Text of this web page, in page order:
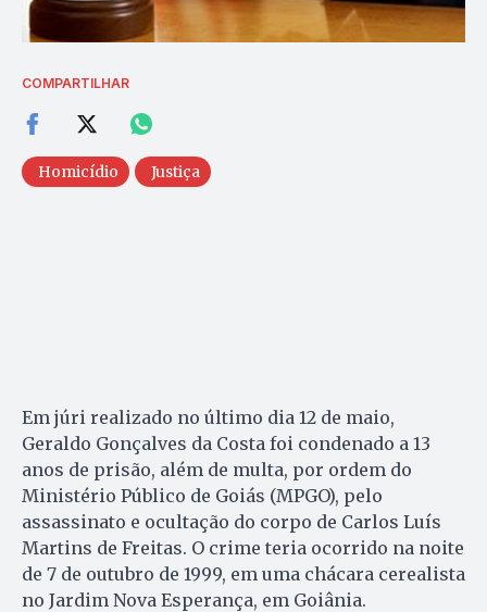
COMPARTILHAR
Homicídio Justiça
Em júri realizado no último dia 12 de maio,
Geraldo Gonçalves da Costa foi condenado a 13
anos de prisão, além de multa, por ordem do
Ministério Público de Goiás (MPGO), pelo
assassinato e ocultação do corpo de Carlos Luís
Martins de Freitas. O crime teria ocorrido na noite
de 7 de outubro de 1999, em uma chácara cerealista
no Jardim Nova Esperança, em Goiânia.